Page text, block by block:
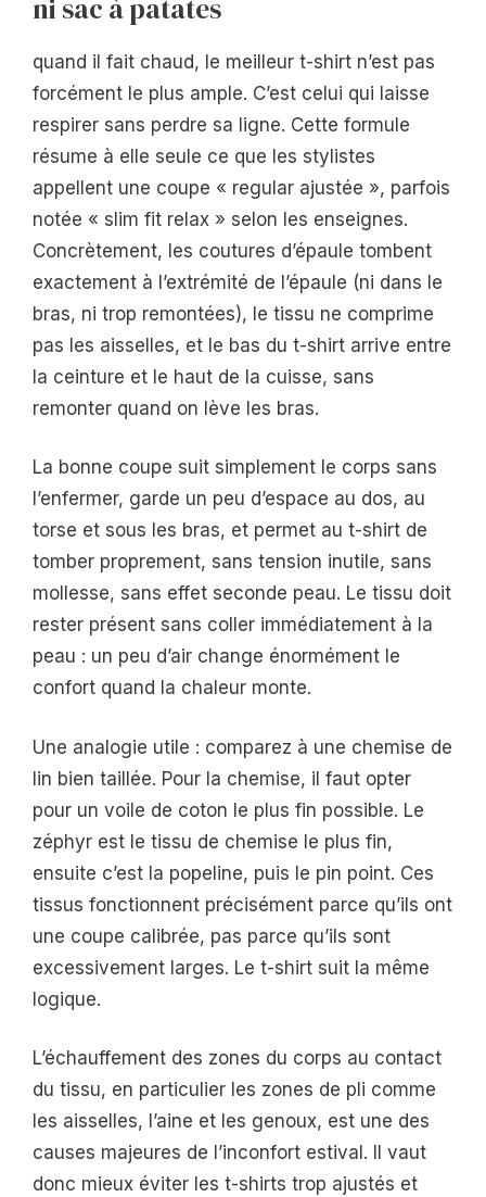
ni sac à patates
quand il fait chaud, le meilleur t-shirt n’est pas
forcément le plus ample. C’est celui qui laisse
respirer sans perdre sa ligne. Cette formule
résume à elle seule ce que les stylistes
appellent une coupe « regular ajustée », parfois
notée « slim fit relax » selon les enseignes.
Concrètement, les coutures d’épaule tombent
exactement à l’extrémité de l’épaule (ni dans le
bras, ni trop remontées), le tissu ne comprime
pas les aisselles, et le bas du t-shirt arrive entre
la ceinture et le haut de la cuisse, sans
remonter quand on lève les bras.
La bonne coupe suit simplement le corps sans
l’enfermer, garde un peu d’espace au dos, au
torse et sous les bras, et permet au t-shirt de
tomber proprement, sans tension inutile, sans
mollesse, sans effet seconde peau. Le tissu doit
rester présent sans coller immédiatement à la
peau : un peu d’air change énormément le
confort quand la chaleur monte.
Une analogie utile : comparez à une chemise de
lin bien taillée. Pour la chemise, il faut opter
pour un voile de coton le plus fin possible. Le
zéphyr est le tissu de chemise le plus fin,
ensuite c’est la popeline, puis le pin point. Ces
tissus fonctionnent précisément parce qu’ils ont
une coupe calibrée, pas parce qu’ils sont
excessivement larges. Le t-shirt suit la même
logique.
L’échauffement des zones du corps au contact
du tissu, en particulier les zones de pli comme
les aisselles, l’aine et les genoux, est une des
causes majeures de l’inconfort estival. Il vaut
donc mieux éviter les t-shirts trop ajustés et